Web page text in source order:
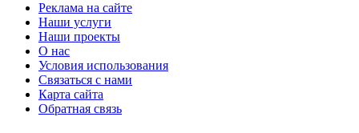
Реклама на сайте
Наши услуги
Наши проекты
О нас
Условия использования
Связаться с нами
Карта сайта
Обратная связь